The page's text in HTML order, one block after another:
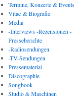
Termine, Konzerte & Events
Vitae & Biografie
Media
-Interviews -Rezensionen -
Presseberichte
-Radiosendungen
-TV-Sendungen
Pressematerial
Discographie
Songbook
Studio & Maschinen